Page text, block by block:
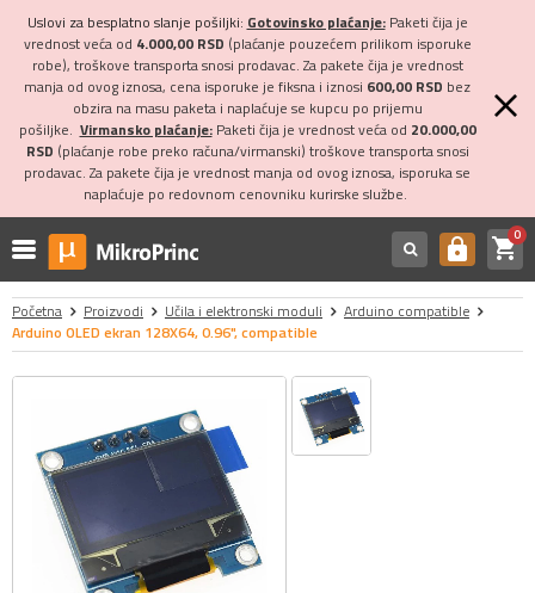
Uslovi za besplatno slanje pošiljki: Gotovinsko plaćanje:Paketi čija je
vrednost veća od 4.000,00 RSD (plaćanje pouzećem prilikom isporuke
robe), troškove transporta snosi prodavac. Za pakete čija je vrednost
manja od ovog iznosa, cena isporuke je fiksna i iznosi 600,00 RSD bez
obzira na masu paketa i naplaćuje se kupcu po prijemu
pošiljke. Virmansko plaćanje:Paketi čija je vrednost veća od 20.000,00
RSD (plaćanje robe preko računa/virmanski) troškove transporta snosi
prodavac. Za pakete čija je vrednost manja od ovog iznosa, isporuka se
naplaćuje po redovnom cenovniku kurirske službe.
https shopping_cart0
Početna Proizvodi Učila i elektronski moduli
Arduino compatible
Arduino OLED ekran 128X64, 0.96", compatible